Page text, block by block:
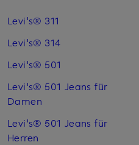
Levi's® 311
Levi's® 314
Levi's® 501
Levi's® 501 Jeans für
Damen
Levi's® 501 Jeans für
Herren